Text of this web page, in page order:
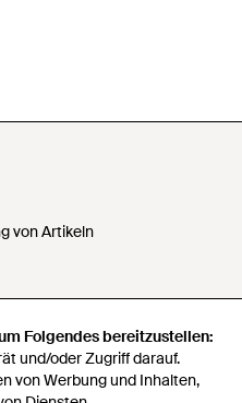
Folgendes bereitzustellen:
und/oder Zugriff darauf.
von Werbung und Inhalten,
von Artikeln
Daten nicht verkaufen oder